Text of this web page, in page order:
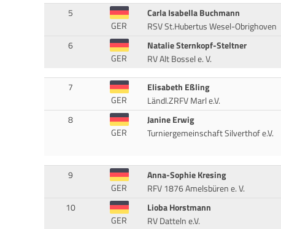
5
GER
Carla Isabella Buchmann
RSV St.Hubertus Wesel-Obrighoven
6
GER
Natalie Sternkopf-Steltner
RV Alt Bossel e. V.
7
GER
Elisabeth Eßling
Ländl.ZRFV Marl e.V.
8
GER
Janine Erwig
Turniergemeinschaft Silverthof e.V.
9
GER
Anna-Sophie Kresing
RFV 1876 Amelsbüren e. V.
10
GER
Lioba Horstmann
RV Datteln e.V.